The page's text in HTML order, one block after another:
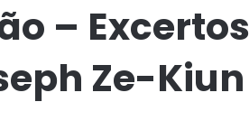
– Excertos
Ze-Kiun